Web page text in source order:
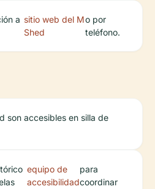
a sitio web del M
Shed
o por
teléfono.
son accesibles en silla de
equipo de
accesibilidad
para
coordinar